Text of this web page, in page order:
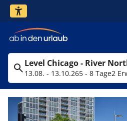
Level Chicago - River
13.08. - 13.10.265 - 8 Tage2